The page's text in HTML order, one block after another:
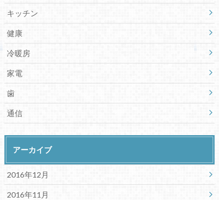
キッチン
健康
冷暖房
家電
歯
通信
アーカイブ
2016年12月
2016年11月